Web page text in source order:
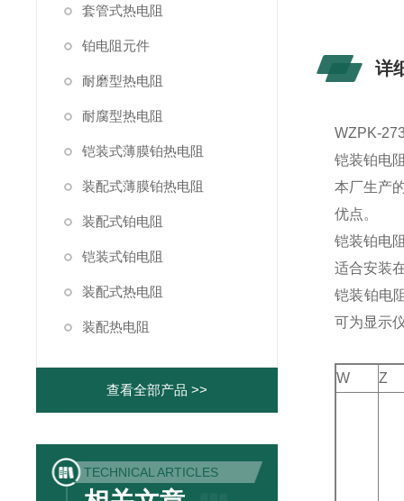
套管式热电阻
铂电阻元件
耐磨型热电阻
耐腐型热电阻
铠装式薄膜铂热电阻
装配式薄膜铂热电阻
装配式铂电阻
铠装式铂电阻
装配式热电阻
装配热电阻
查看全部产品 >>
TECHNICAL ARTICLES
详
WZPK-
铠装铂电
本厂生产
优点。
铠装铂电
适合安装
铠装铂电
可为显示
W Z